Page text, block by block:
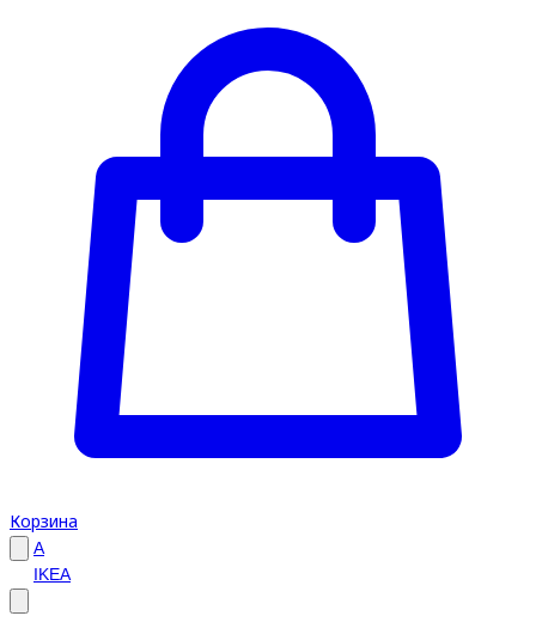
Корзина
A
IKEA